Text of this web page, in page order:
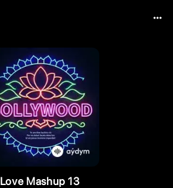
Love Mashup 13